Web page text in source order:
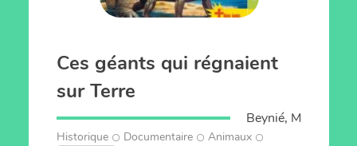
Ces géants qui régnaient
sur Terre
Beynié, M
Historique Documentaire Animaux